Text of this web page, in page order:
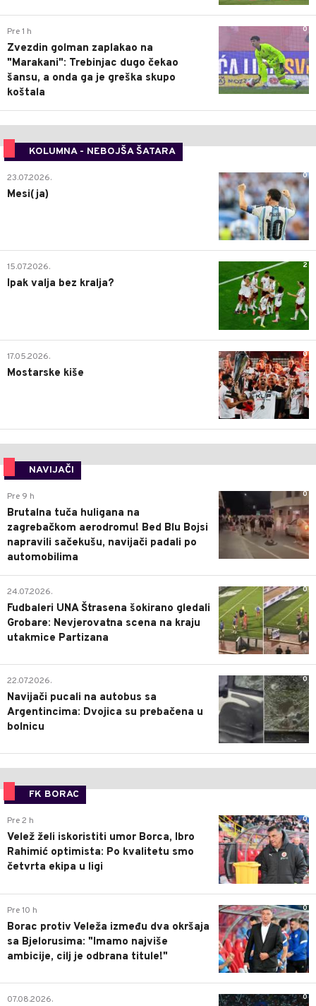
0
Pre 1 h
Zvezdin golman zaplakao na
"Marakani": Trebinjac dugo čekao
šansu, a onda ga je greška skupo
koštala
KOLUMNA - NEBOJŠA ŠATARA
0
23.07.2026.
Mesi(ja)
2
15.07.2026.
Ipak valja bez kralja?
0
17.05.2026.
Mostarske kiše
NAVIJAČI
0
Pre 9 h
Brutalna tuča huligana na
zagrebačkom aerodromu! Bed Blu Bojsi
napravili sačekušu, navijači padali po
automobilima
0
24.07.2026.
Fudbaleri UNA Štrasena šokirano gledali
Grobare: Nevjerovatna scena na kraju
utakmice Partizana
0
22.07.2026.
Navijači pucali na autobus sa
Argentincima: Dvojica su prebačena u
bolnicu
FK BORAC
0
Pre 2 h
Velež želi iskoristiti umor Borca, Ibro
Rahimić optimista: Po kvalitetu smo
četvrta ekipa u ligi
0
Pre 10 h
Borac protiv Veleža između dva okršaja
sa Bjelorusima: "Imamo najviše
ambicije, cilj je odbrana titule!"
0
07.08.2026.